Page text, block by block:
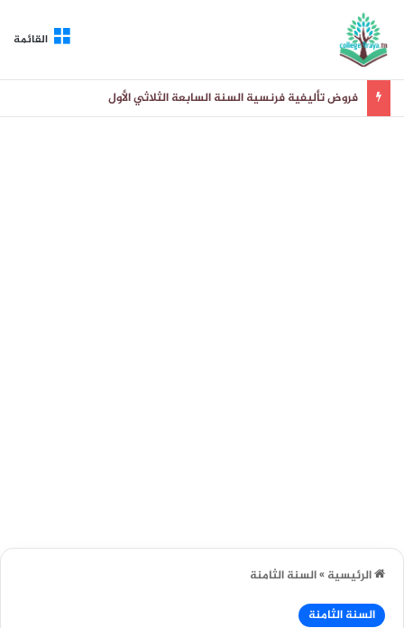
القائمة
فروض تأليفية فرنسية السنة السابعة الثلاثي الأول
الرئيسية»السنة الثامنة
السنة الثامنة